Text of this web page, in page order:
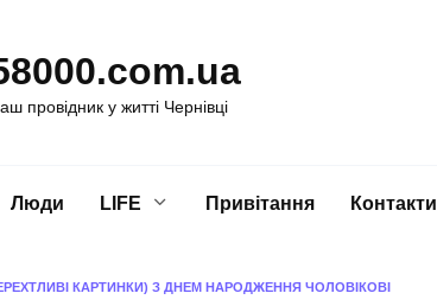
провідник у житті Чернівці
Люди LIFE Привітання Контакти
КАРТИНКИ) З ДНЕМ НАРОДЖЕННЯ ЧОЛОВІКОВІ